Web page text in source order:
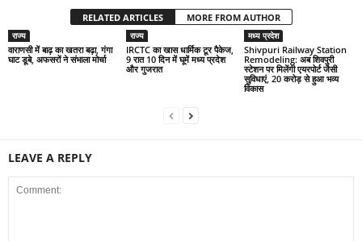
RELATED ARTICLES MORE FROM AUTHOR
राज्य
वाराणसी में बाढ़ का खतरा बढ़ा, गंगा
घाट डूबे, अफसरों ने संभाला मोर्चा
राज्य
IRCTC का खास धार्मिक टूर पैकेज,
9 रात 10 दिन में घूमें मध्य प्रदेश
और गुजरात
मध्य प्रदेश
Shivpuri Railway Station
Remodeling: अब शिवपुरी
स्टेशन पर मिलेंगी एयरपोर्ट जैसी
सुविधाएं, 20 करोड़ से हुआ भव्य
विकास
LEAVE A REPLY